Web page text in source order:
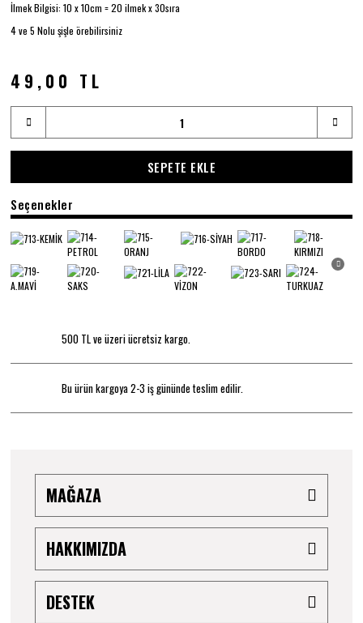
İlmek Bilgisi: 10 x 10cm = 20 ilmek x 30sıra
4 ve 5 Nolu şişle örebilirsiniz
49,00 TL
SEPETE EKLE
Seçenekler
500 TL ve üzeri ücretsiz kargo.
Bu ürün kargoya 2-3 iş gününde teslim edilir.
MAĞAZA
HAKKIMIZDA
DESTEK